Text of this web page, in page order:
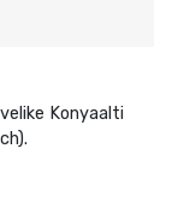
Konyaalti